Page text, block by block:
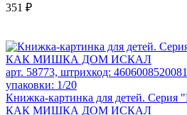
351 ₽
арт. 58773, штрихкод:
упаковки: 1/20
Книжка-картинка для детей. Серия
КАК МИШКА ДОМ ИСКАЛ